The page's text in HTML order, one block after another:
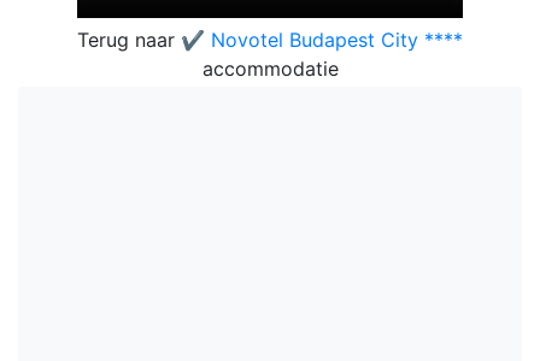
Terug naar ✔️ Novotel Budapest City ****
accommodatie